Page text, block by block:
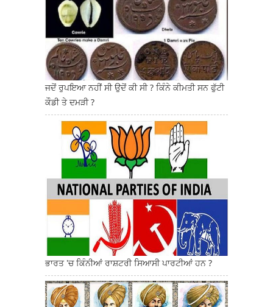
ਜਦੋਂ ਰੁਪਇਆ ਨਹੀਂ ਸੀ ਉਦੋਂ ਕੀ ਸੀ ? ਕਿੰਨੇ ਕੀਮਤੀ ਸਨ ਫੁੱਟੀ
ਕੌਡੀ ਤੇ ਦਮੜੀ ?
ਭਾਰਤ 'ਚ ਕਿੰਨੀਆਂ ਰਾਸ਼ਟਰੀ ਸਿਆਸੀ ਪਾਰਟੀਆਂ ਹਨ ?